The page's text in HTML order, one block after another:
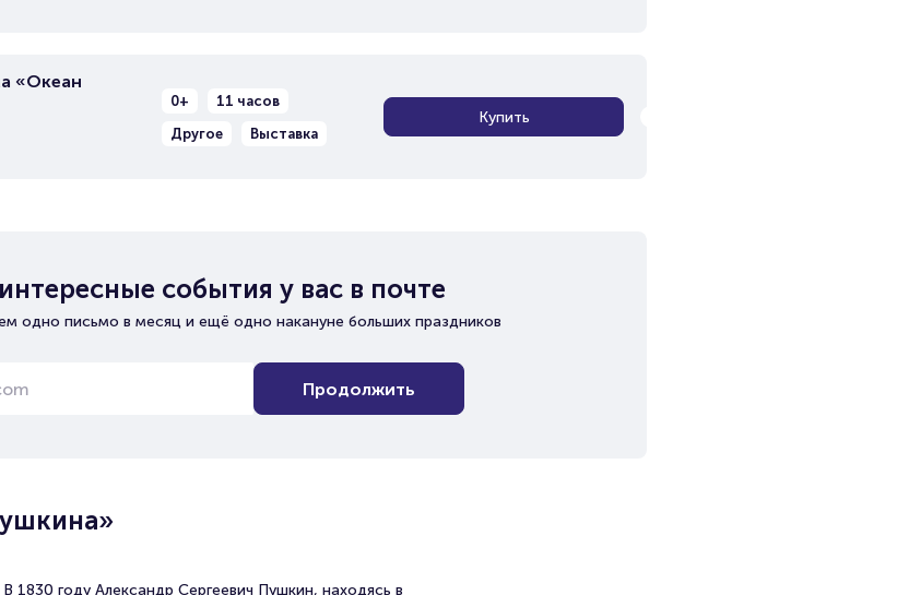
«Океан
0+
11 часов
Другое
Выставка
Купить
события у вас в почте
одно письмо в месяц и ещё одно накануне больших праздников
Продолжить
В 1830 году Александр Сергеевич Пушкин, находясь в